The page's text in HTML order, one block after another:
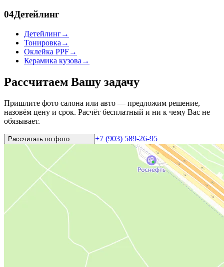
04Детейлинг
Детейлинг→
Тонировка →
Оклейка PPF→
Керамика кузова →
Рассчитаем Вашу задачу
Пришлите фото салона или авто — предложим решение,
назовём цену и срок. Расчёт бесплатный и ни к чему Вас не
обязывает.
Рассчитать по фото +7 (903) 589-26-95